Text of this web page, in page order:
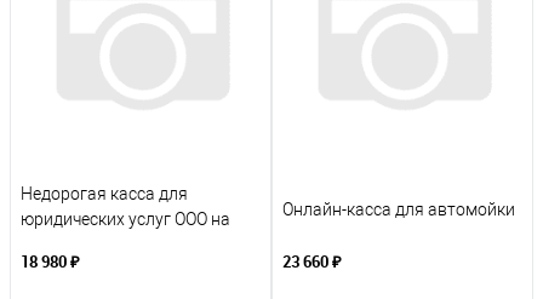
Недорогая касса для
юридических услуг ООО на
18 980 ₽
Онлайн-касса для автомойки
23 660 ₽